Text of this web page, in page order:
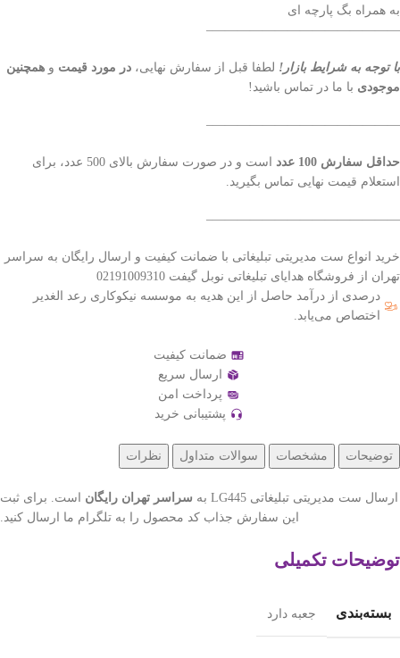
به همراه بگ پارچه ای
———————————————–
با توجه به شرایط بازار! لطفا قبل از سفارش نهایی، در مورد قیمت و همچنین
موجودی با ما در تماس باشید!
———————————————–
حداقل سفارش 100 عدد
است و در صورت سفارش بالای 500 عدد، برای
استعلام قیمت نهایی تماس بگیرید.
———————————————–
خرید انواع ست مدیریتی تبلیغاتی با ضمانت کیفیت و ارسال رایگان به سراسر
تهران از فروشگاه هدایای تبلیغاتی نوبل گیفت 02191009310
درصدی از درآمد حاصل از این هدیه به موسسه نیکوکاری رعد الغدیر
اختصاص می‌یابد.
ضمانت کیفیت
ارسال سریع
پرداخت امن
پشتیبانی خرید
توضیحات مشخصات سوالات متداول نظرات
ارسال ست مدیریتی تبلیغاتی LG445 به سراسر تهران رایگان است. برای ثبت
این سفارش جذاب کد محصول را به تلگرام ما ارسال کنید.
توضیحات تکمیلی
بسته‌بندی جعبه دارد